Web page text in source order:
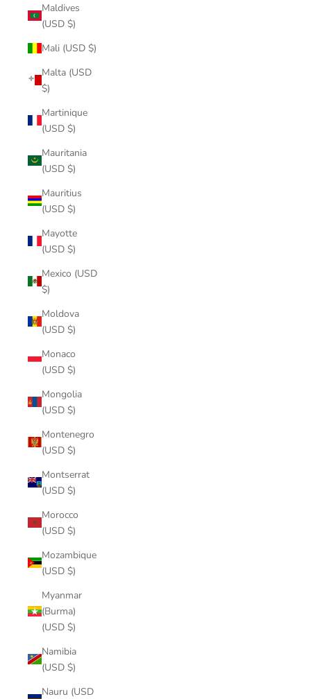
Maldives
(USD $)
Mali (USD $)
Malta (USD
$)
Martinique
(USD $)
Mauritania
(USD $)
Mauritius
(USD $)
Mayotte
(USD $)
Mexico (USD
$)
Moldova
(USD $)
Monaco
(USD $)
Mongolia
(USD $)
Montenegro
(USD $)
Montserrat
(USD $)
Morocco
(USD $)
Mozambique
(USD $)
Myanmar
(Burma)
(USD $)
Namibia
(USD $)
Nauru (USD